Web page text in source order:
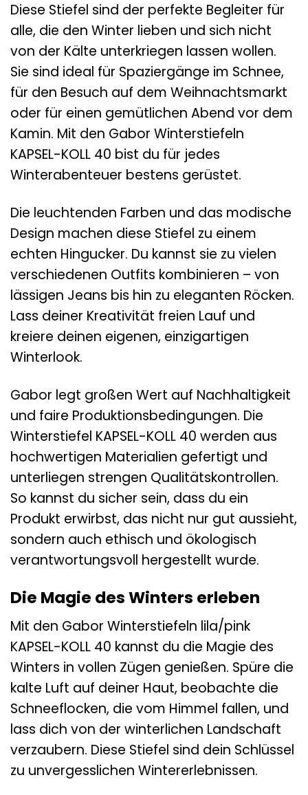
Diese Stiefel sind der perfekte Begleiter für
alle, die den Winter lieben und sich nicht
von der Kälte unterkriegen lassen wollen.
Sie sind ideal für Spaziergänge im Schnee,
für den Besuch auf dem Weihnachtsmarkt
oder für einen gemütlichen Abend vor dem
Kamin. Mit den Gabor Winterstiefeln
KAPSEL-KOLL 40 bist du für jedes
Winterabenteuer bestens gerüstet.
Die leuchtenden Farben und das modische
Design machen diese Stiefel zu einem
echten Hingucker. Du kannst sie zu vielen
verschiedenen Outfits kombinieren – von
lässigen Jeans bis hin zu eleganten Röcken.
Lass deiner Kreativität freien Lauf und
kreiere deinen eigenen, einzigartigen
Winterlook.
Gabor legt großen Wert auf Nachhaltigkeit
und faire Produktionsbedingungen. Die
Winterstiefel KAPSEL-KOLL 40 werden aus
hochwertigen Materialien gefertigt und
unterliegen strengen Qualitätskontrollen.
So kannst du sicher sein, dass du ein
Produkt erwirbst, das nicht nur gut aussieht,
sondern auch ethisch und ökologisch
verantwortungsvoll hergestellt wurde.
Die Magie des Winters erleben
Mit den Gabor Winterstiefeln lila/pink
KAPSEL-KOLL 40 kannst du die Magie des
Winters in vollen Zügen genießen. Spüre die
kalte Luft auf deiner Haut, beobachte die
Schneeflocken, die vom Himmel fallen, und
lass dich von der winterlichen Landschaft
verzaubern. Diese Stiefel sind dein Schlüssel
zu unvergesslichen Wintererlebnissen.